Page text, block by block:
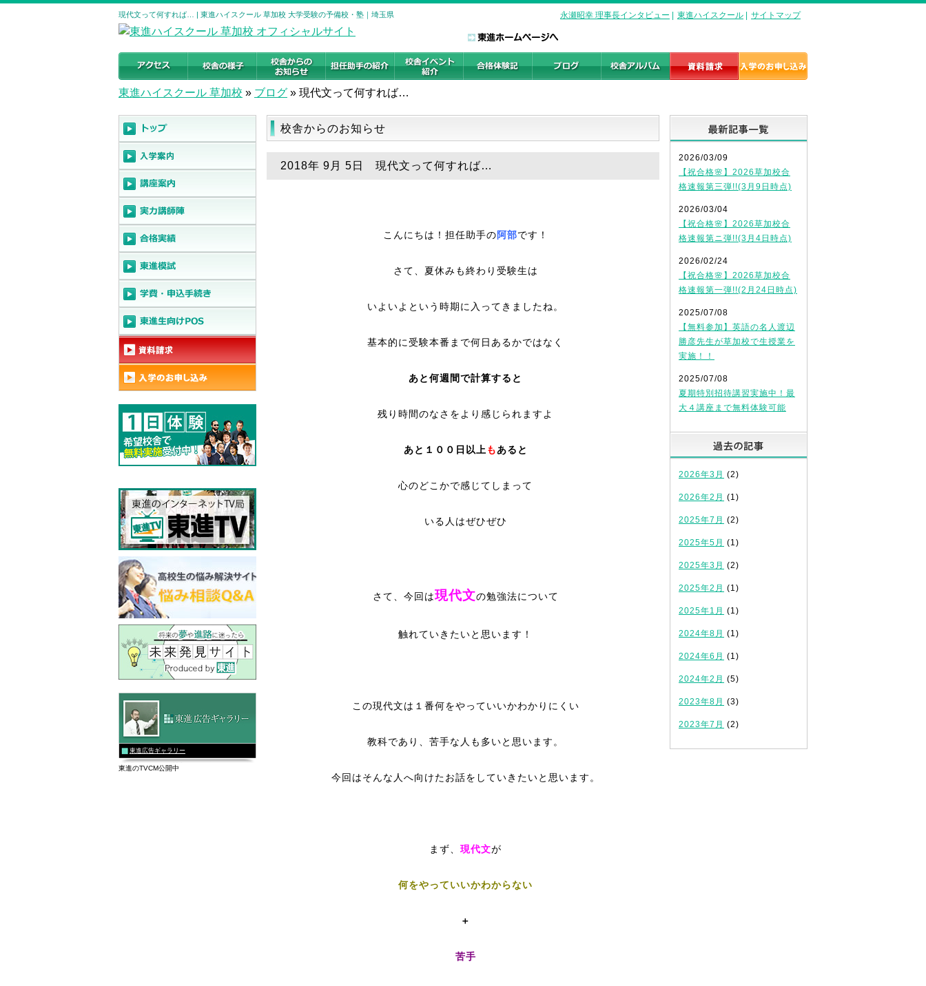
現代文って何すれば… | 東進ハイスクール 草加校 大学受験の予備校・塾｜埼玉県 永瀬昭幸 理事長インタビュー 東進ハイスクール サイトマップ
東進ハイスクール 草加校 » ブログ » 現代文って何すれば…
校舎からのお知らせ
2018年 9月 5日 現代文って何すれば…
こんにちは！担任助手の阿部です！
さて、夏休みも終わり受験生は
いよいよという時期に入ってきましたね。
基本的に受験本番まで何日あるかではなく
あと何週間で計算すると
残り時間のなさをより感じられますよ
あと１００日以上 もあると
心のどこかで感じてしまって
いる人はぜひぜひ
さて、今回は現代文の勉強法について
触れていきたいと思います！
この現代文は１番何をやっていいかわかりにくい
教科であり、苦手な人も多いと思います。
今回はそんな人へ向けたお話をしていきたいと思います。
まず、 現代文が
何をやっていいかわからない
＋
苦手
2026/03/09
【祝合格🌸】2026草加校合
格速報第三弾!!(3月9日時点)
2026/03/04
【祝合格🌸】2026草加校合
格速報第ニ弾!!(3月4日時点)
2026/02/24
【祝合格🌸】2026草加校合
格速報第一弾!!(2月24日時点)
2025/07/08
【無料参加】英語の名人渡辺
勝彦先生が草加校で生授業を
実施！！
2025/07/08
夏期特別招待講習実施中！最
大４講座まで無料体験可能
2026年3月 (2)
2026年2月 (1)
2025年7月 (2)
2025年5月 (1)
2025年3月 (2)
2025年2月 (1)
2025年1月 (1)
2024年8月 (1)
2024年6月 (1)
2024年2月 (5)
2023年8月 (3)
2023年7月 (2)
東進広告ギャラリー
東進のTVCM公開中